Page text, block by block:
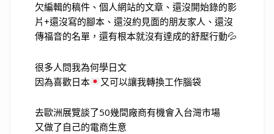
欠編輯的稿件、個人網站的文章、還沒開始錄的影
片+還沒寫的腳本、還沒約見面的朋友家人、還沒
傳福音的名單，還有根本就沒有達成的舒壓行動💦
很多人問我為何學日文
因為喜歡日本
又可以讓我轉換工作腦袋
去歐洲展覽談了50幾間廠商有機會入台灣市場
又做了自己的電商生意